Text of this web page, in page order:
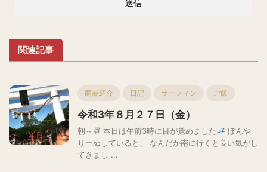
関連記事
商品紹介 日記 サーフィン ご飯
令和3年８月２７日（金）
朝～昼 本日は午前3時に目が覚めました
ぼんや
りーぬしていると、 なんだか南に行くと良い気がし
てきまし ...